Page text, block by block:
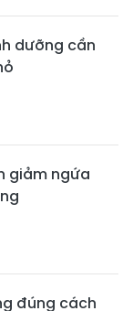
dưỡng cần
giảm ngứa
đúng cách